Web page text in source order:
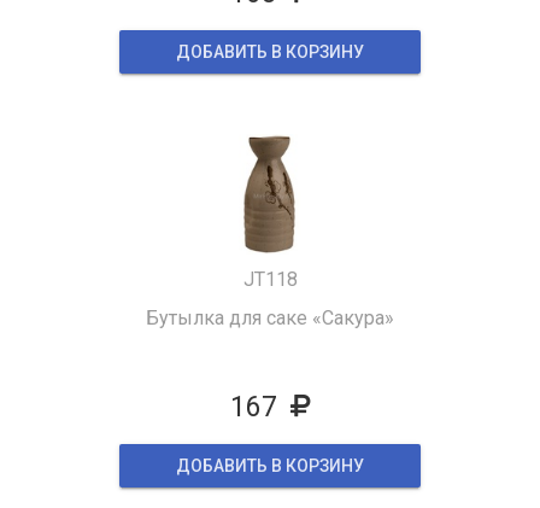
ДОБАВИТЬ В КОРЗИНУ
JT118
Бутылка для саке «Сакура»
167
ДОБАВИТЬ В КОРЗИНУ